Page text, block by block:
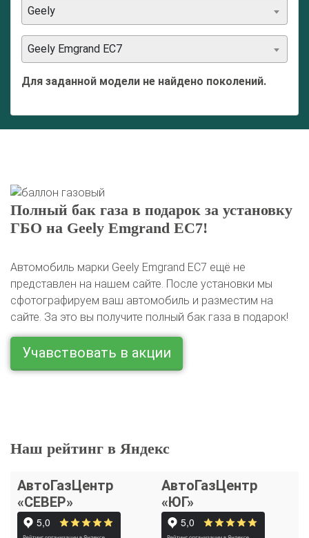
Geely
Geely Emgrand EC7
Для заданной модели не найдено поколений.
Полный бак газа в подарок за установку
ГБО на Geely Emgrand EC7!
Автомобиль марки Geely Emgrand EC7 ещё не
представлен на нашем сайте. После установки мы
сфотографируем ваш автомобиль и разместим на
сайте. За это вы получите полный бак газа в подарок!
Учавствовать в акции
Наш рейтинг в Яндекс
АвтоГазЦентр
«СЕВЕР»
АвтоГазЦентр
«ЮГ»